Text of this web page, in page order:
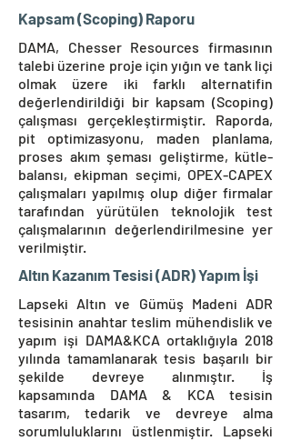
Kapsam (Scoping) Raporu
DAMA, Chesser Resources firmasının
talebi üzerine proje için yığın ve tank liçi
olmak üzere iki farklı alternatifin
değerlendirildiği bir kapsam (Scoping)
çalışması gerçekleştirmiştir. Raporda,
pit optimizasyonu, maden planlama,
proses akım şeması geliştirme, kütle-
balansı, ekipman seçimi, OPEX-CAPEX
çalışmaları yapılmış olup diğer firmalar
tarafından yürütülen teknolojik test
çalışmalarının değerlendirilmesine yer
verilmiştir.
Altın Kazanım Tesisi (ADR) Yapım İşi
Lapseki Altın ve Gümüş Madeni ADR
tesisinin anahtar teslim mühendislik ve
yapım işi DAMA&KCA ortaklığıyla 2018
yılında tamamlanarak tesis başarılı bir
şekilde devreye alınmıştır. İş
kapsamında DAMA & KCA tesisin
tasarım, tedarik ve devreye alma
sorumluluklarını üstlenmiştir. Lapseki